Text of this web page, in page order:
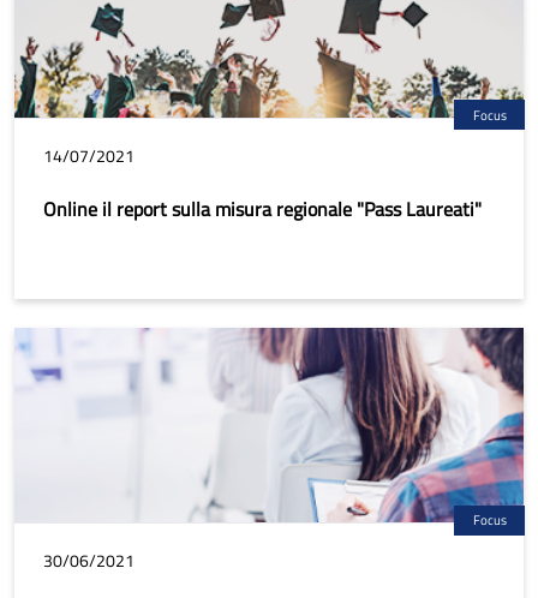
Focus
14/07/2021
Online il report sulla misura regionale "Pass Laureati"
Focus
30/06/2021